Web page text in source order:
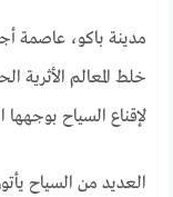
مدينة باكو، عاصمة
خلط المعالم الأثرية
لإقناع السياح
العديد من السياح